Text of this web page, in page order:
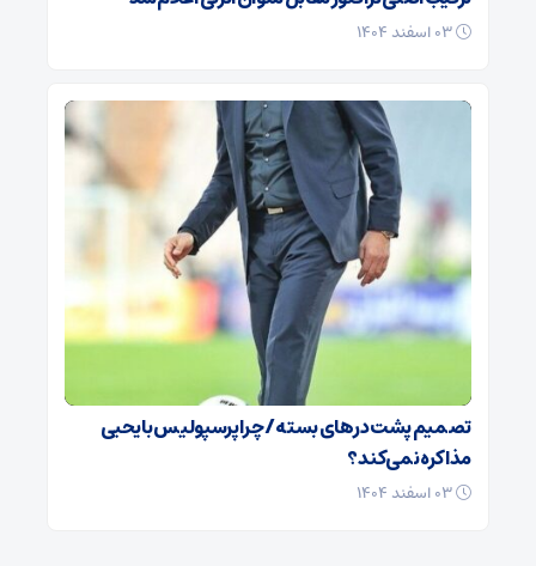
تصمیم پشت در‌های بسته / چرا پرسپولیس با یحیی
مذاکره نمی‌کند؟